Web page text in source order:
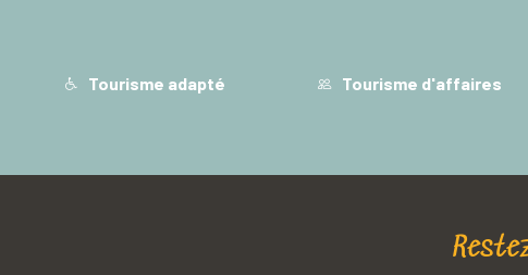
Tourisme adapté Tourisme d'affaires